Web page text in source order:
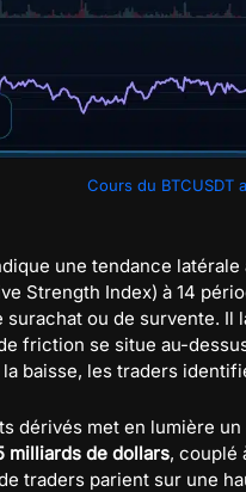
Cours du BTCUSDT
une tendance
Strength Index) à 14
surachat ou de survente.
friction se situe au-
la baisse, les traders
dérivés met en lumière
milliards de dollars, couplé
traders parient sur une